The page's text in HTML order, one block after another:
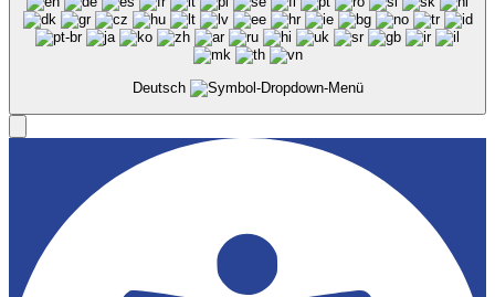
Deutsch